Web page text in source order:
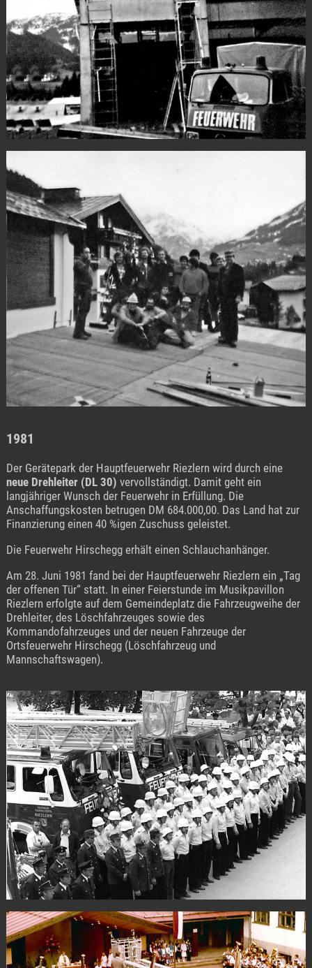
1981
Der Gerätepark der Hauptfeuerwehr Riezlern wird durch eine
neue Drehleiter (DL 30) vervollständigt. Damit geht ein
langjähriger Wunsch der Feuerwehr in Erfüllung. Die
Anschaffungskosten betrugen DM 684.000,00. Das Land hat zur
Finanzierung einen 40 %igen Zuschuss geleistet.
Die Feuerwehr Hirschegg erhält einen Schlauchanhänger.
Am 28. Juni 1981 fand bei der Hauptfeuerwehr Riezlern ein „Tag
der offenen Tür“ statt. In einer Feierstunde im Musikpavillon
Riezlern erfolgte auf dem Gemeindeplatz die Fahrzeugweihe der
Drehleiter, des Löschfahrzeuges sowie des
Kommandofahrzeuges und der neuen Fahrzeuge der
Ortsfeuerwehr Hirschegg (Löschfahrzeug und
Mannschaftswagen).